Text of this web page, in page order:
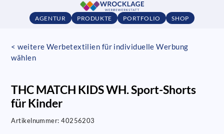
AGENTUR PRODUKTE PORTFOLIO SHOP
< weitere Werbetextilien für individuelle Werbung
wählen
THC MATCH KIDS WH. Sport-Shorts
für Kinder
Artikelnummer:40256203